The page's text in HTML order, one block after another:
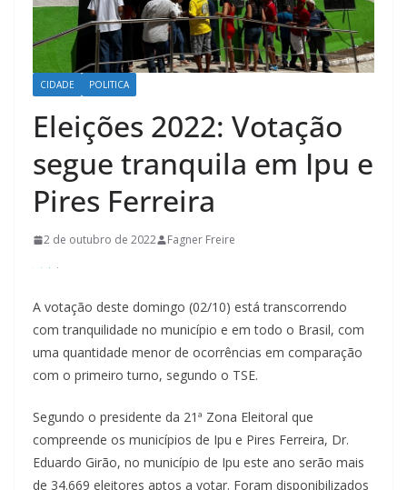
CIDADE POLITICA
Eleições 2022: Votação
segue tranquila em Ipu e
Pires Ferreira
2 de outubro de 2022 Fagner Freire
A votação deste domingo (02/10) está transcorrendo
com tranquilidade no município e em todo o Brasil, com
uma quantidade menor de ocorrências em comparação
com o primeiro turno, segundo o TSE.
Segundo o presidente da 21ª Zona Eleitoral que
compreende os municípios de Ipu e Pires Ferreira, Dr.
Eduardo Girão, no município de Ipu este ano serão mais
de 34.669 eleitores aptos a votar. Foram disponibilizados